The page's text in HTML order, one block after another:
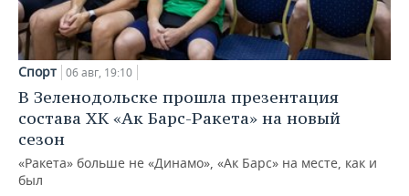
Спорт 06 авг, 19:10
В Зеленодольске прошла презентация
состава ХК «Ак Барс-Ракета» на новый
сезон
«Ракета» больше не «Динамо», «Ак Барс» на месте, как и
был